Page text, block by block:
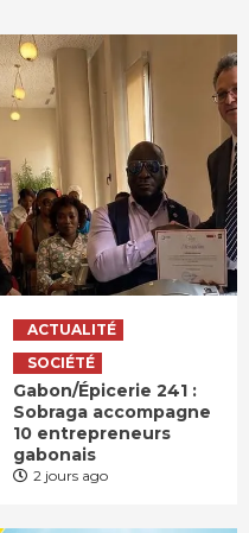
ACTUALITÉ
SOCIÉTÉ
Gabon/Épicerie 241 :
Sobraga accompagne
10 entrepreneurs
gabonais
2 jours ago